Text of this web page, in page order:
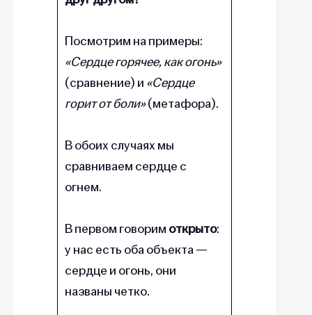
Посмотрим на примеры:
«Сердце горячее, как огонь»
(сравнение) и «Сердце
горит от боли»(метафора).
В обоих случаях мы
сравниваем сердце с
огнем.
В первом говорим открыто:
у нас есть оба объекта —
сердце и огонь, они
названы четко.